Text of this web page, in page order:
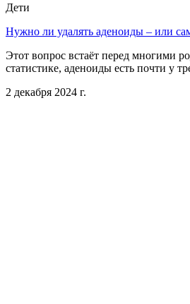
Дети
Нужно ли удалять аденоиды – или
Этот вопрос встаёт перед многими
статистике, аденоиды есть почти у
2 декабря 2024 г.